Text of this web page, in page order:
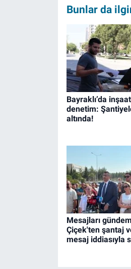
Bunlar da
Bayraklı’da
denetim:
altında!
Mesajları
Çiçek'ten şantaj
mesaj iddiasıyla